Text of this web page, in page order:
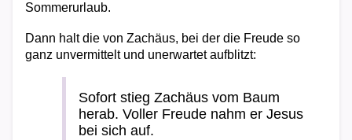
Sommerurlaub.
Dann halt die von Zachäus, bei der die Freude so
ganz unvermittelt und unerwartet aufblitzt:
Sofort stieg Zachäus vom Baum
herab. Voller Freude nahm er Jesus
bei sich auf.